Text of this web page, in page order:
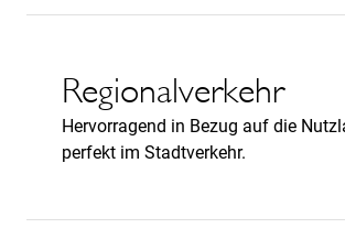
Regionalverkehr
Hervorragend in Bezug auf die
perfekt im Stadtverkehr.